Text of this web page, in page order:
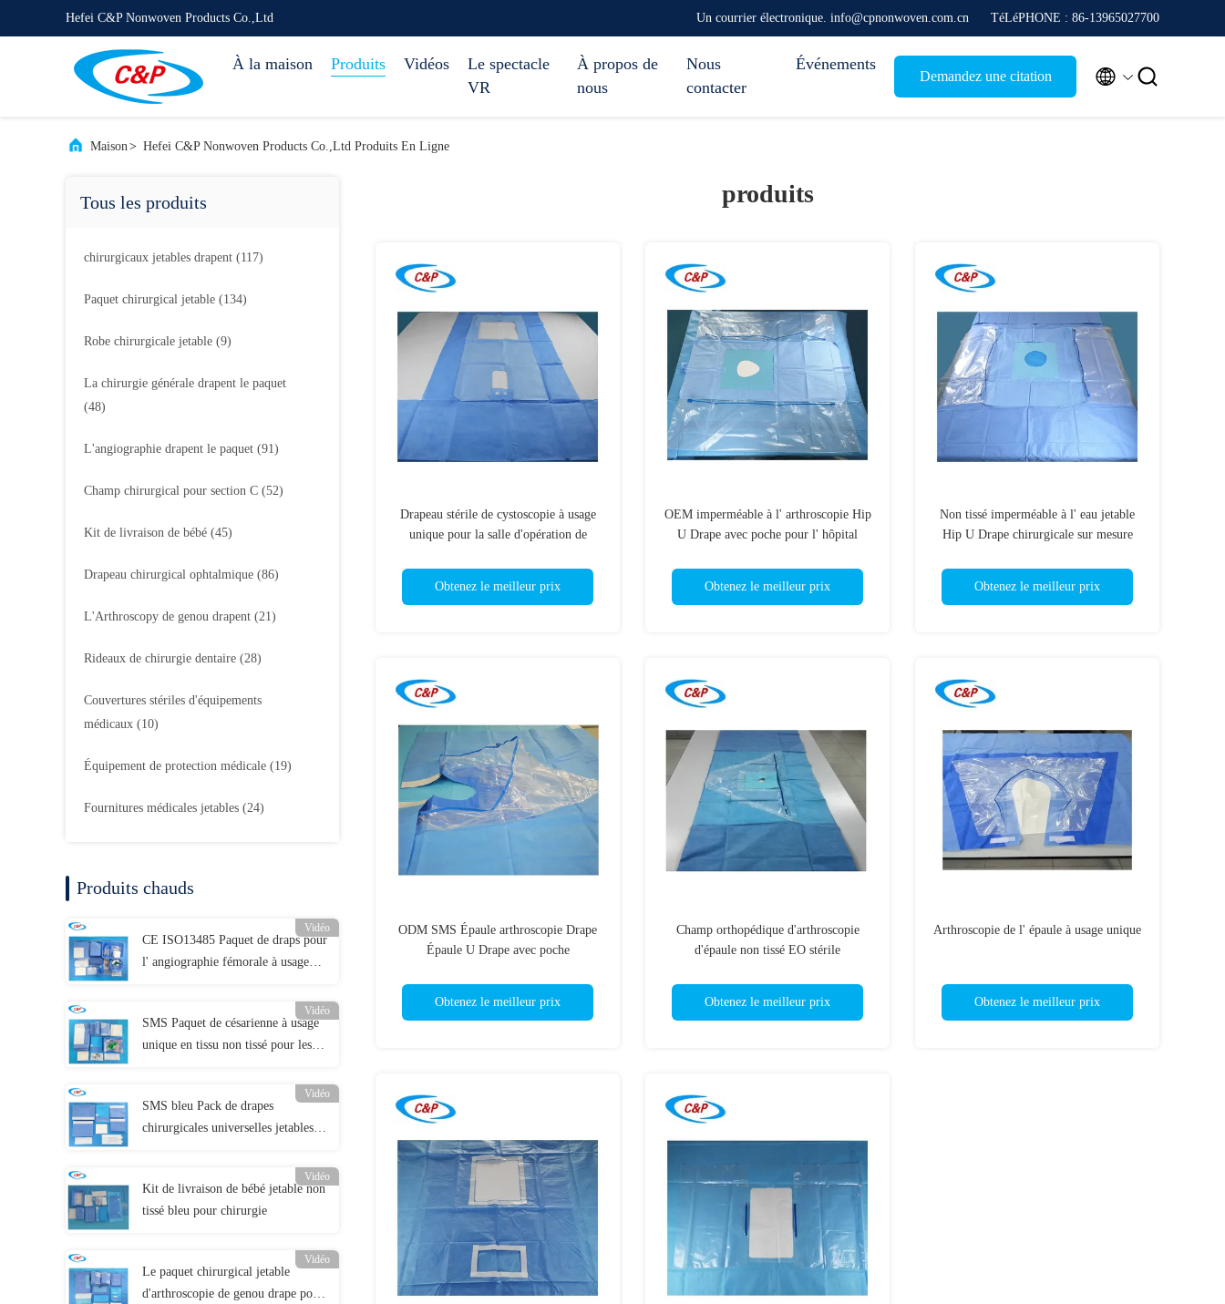
Hefei C&P Nonwoven Products Co.,Ltd Un courrier électronique. info@cpnonwoven.com.cn TéLéPHONE : 86-13965027700
À la maison Produits Vidéos
Le spectacle
VR
À propos de
nous
Nous
contacter
Événements
Demandez une citation  
Maison> Hefei C&P Nonwoven Products Co.,Ltd Produits En Ligne
Tous les produits
chirurgicaux jetables drapent (117)
Paquet chirurgical jetable (134)
Robe chirurgicale jetable (9)
La chirurgie générale drapent le paquet
(48)
L'angiographie drapent le paquet (91)
Champ chirurgical pour section C (52)
Kit de livraison de bébé (45)
Drapeau chirurgical ophtalmique (86)
L'Arthroscopy de genou drapent (21)
Rideaux de chirurgie dentaire (28)
Couvertures stériles d'équipements
médicaux (10)
Équipement de protection médicale (19)
Fournitures médicales jetables (24)
Produits chauds
Vidéo
CE ISO13485 Paquet de draps pour
l' angiographie fémorale à usage
Vidéo
SMS Paquet de césarienne à usage
unique en tissu non tissé pour les
Vidéo
SMS bleu Pack de drapes
chirurgicales universelles jetables
Vidéo
Kit de livraison de bébé jetable non
tissé bleu pour chirurgie
Vidéo
Le paquet chirurgical jetable
d'arthroscopie de genou drape pour
produits
Drapeau stérile de cystoscopie à usage
unique pour la salle d'opération de
Obtenez le meilleur prix
OEM imperméable à l' arthroscopie Hip
U Drape avec poche pour l' hôpital
Obtenez le meilleur prix
Non tissé imperméable à l' eau jetable
Hip U Drape chirurgicale sur mesure
Obtenez le meilleur prix
ODM SMS Épaule arthroscopie Drape
Épaule U Drape avec poche
Obtenez le meilleur prix
Champ orthopédique d'arthroscopie
d'épaule non tissé EO stérile
Obtenez le meilleur prix
Arthroscopie de l' épaule à usage unique
Obtenez le meilleur prix